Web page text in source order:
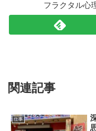
フラクタル心
関連記事
仕事